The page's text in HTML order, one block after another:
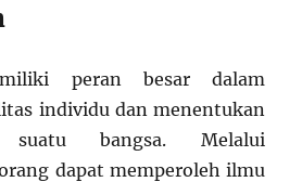
peran besar dalam
individu dan menentukan
suatu bangsa. Melalui
dapat memperoleh ilmu